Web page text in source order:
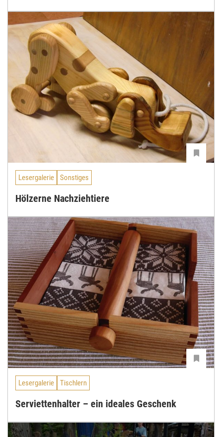
Lesergalerie Sonstiges
Hölzerne Nachziehtiere
Lesergalerie Tischlern
Serviettenhalter – ein ideales Geschenk